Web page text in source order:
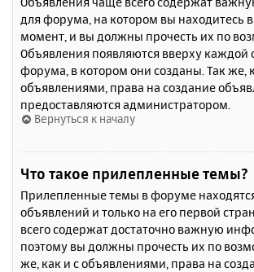
для форума, на котором вы находитесь
момент, и вы должны прочесть их по
Объявления появляются вверху каждой
форума, в котором они созданы. Так же,
объявлениями, права на создание
предоставляются администратором.
Вернуться к началу
Что такое прилепленные темы?
Прилепленные темы в форуме
объявлений и только на его первой
всего содержат достаточно важную
поэтому вы должны прочесть их по
же, как и с объявлениями, права на